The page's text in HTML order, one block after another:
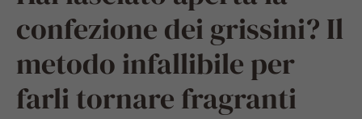
confezione dei grissini? Il
metodo infallibile per
farli tornare fragranti